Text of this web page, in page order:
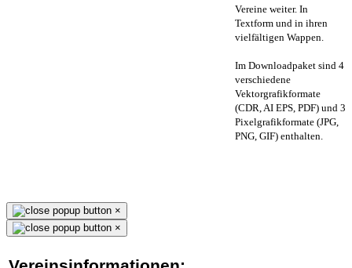
Vereine weiter. In
Textform und in ihren
vielfältigen Wappen.
Im Downloadpaket sind 4
verschiedene
Vektorgrafikformate
(CDR, AI EPS, PDF) und 3
Pixelgrafikformate (JPG,
PNG, GIF) enthalten.
×
×